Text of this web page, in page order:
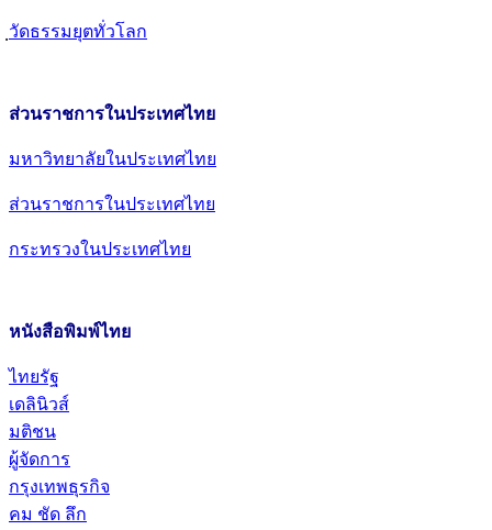
วัดธรรมยุตทั่วโลก
ส่วนราชการในประเทศไทย
มหาวิทยาลัยในประเทศไทย
ส่วนราชการในประเทศไทย
กระทรวงในประเทศไทย
หนังสือพิมพ์ไทย
ไทยรัฐ
เดลินิวส์
มติชน
ผู้จัดการ
กรุงเทพธุรกิจ
คม ชัด ลึก